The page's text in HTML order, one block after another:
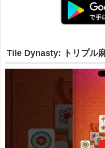
Tile Dynasty: トリプル